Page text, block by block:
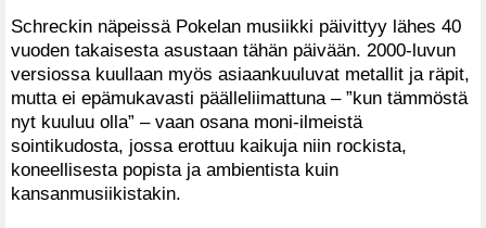
Schreckin näpeissä Pokelan musiikki päivittyy lähes 40
vuoden takaisesta asustaan tähän päivään. 2000-luvun
versiossa kuullaan myös asiaankuuluvat metallit ja räpit,
mutta ei epämukavasti päälleliimattuna – ”kun tämmöstä
nyt kuuluu olla” – vaan osana moni-ilmeistä
sointikudosta, jossa erottuu kaikuja niin rockista,
koneellisesta popista ja ambientista kuin
kansanmusiikistakin.